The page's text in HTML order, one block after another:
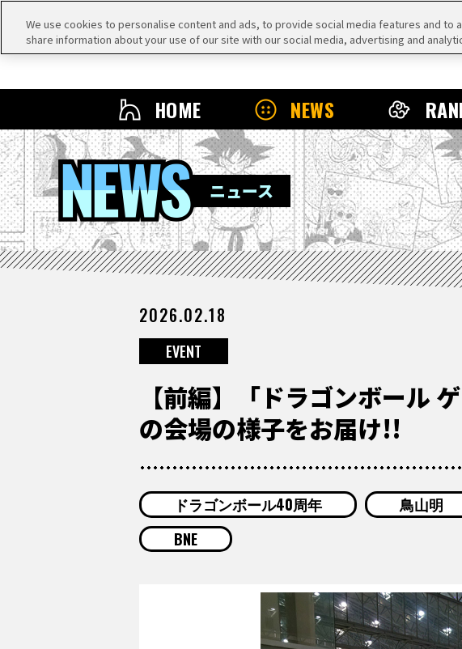
HOME NEWS
NEWS
ニュース
2026.02.18
EVENT
【前編】「ドラゴンボール
の会場の様子をお届け!!
ドラゴンボール40周年 鳥山明
BNE
We use cookies to personalise content and ads, to provide social media features and to
share information about your use of our site with our social media, advertising and